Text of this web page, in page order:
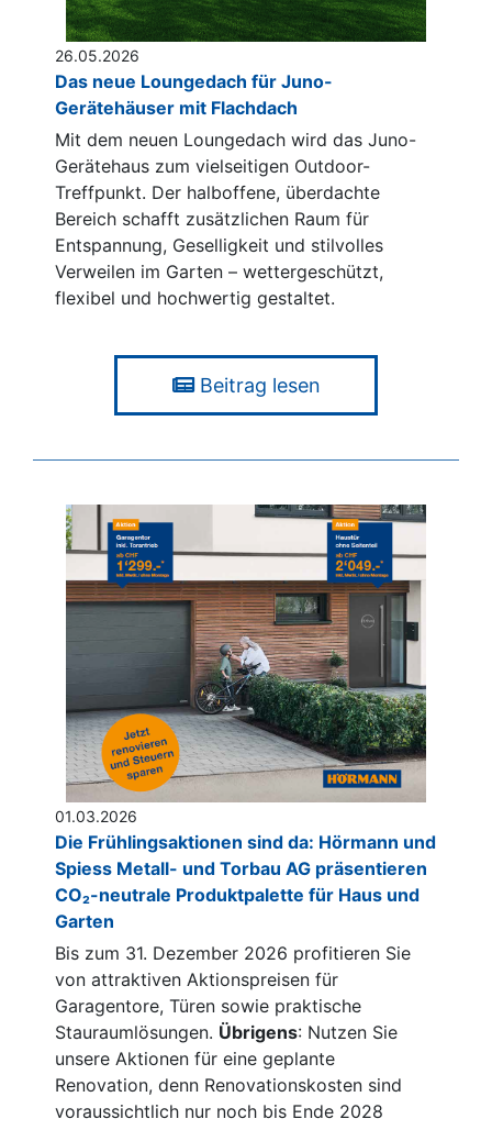
26.05.2026
Das neue Loungedach für Juno-
Gerätehäuser mit Flachdach
Mit dem neuen Loungedach wird das Juno-
Gerätehaus zum vielseitigen Outdoor-
Treffpunkt. Der halboffene, überdachte
Bereich schafft zusätzlichen Raum für
Entspannung, Geselligkeit und stilvolles
Verweilen im Garten – wettergeschützt,
flexibel und hochwertig gestaltet.
Beitrag lesen
01.03.2026
Die Frühlingsaktionen sind da: Hörmann und
Spiess Metall- und Torbau AG präsentieren
CO₂-neutrale Produktpalette für Haus und
Garten
Bis zum 31. Dezember 2026 profitieren Sie
von attraktiven Aktionspreisen für
Garagentore, Türen sowie praktische
Stauraumlösungen. Übrigens: Nutzen Sie
unsere Aktionen für eine geplante
Renovation, denn Renovationskosten sind
voraussichtlich nur noch bis Ende 2028